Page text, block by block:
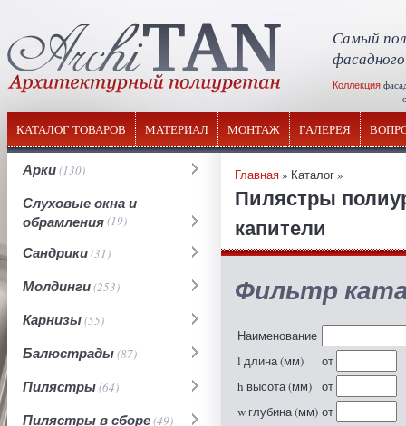
Самый
Коллекция
КАТАЛОГ ТОВАРОВ МАТЕРИАЛ МОНТАЖ ГАЛЕРЕЯ
Арки(130)
Слуховые окна и
обрамления(19)
Сандрики(31)
Молдинги(253)
Карнизы(55)
Балюстрады(87)
Пилястры(64)
Пилястры в сборе(49)
Главная» Каталог »
Пилястры
капители
Фильтр
Наименование
l длина (мм)
от
h высота (мм)
от
w глубина (мм) от